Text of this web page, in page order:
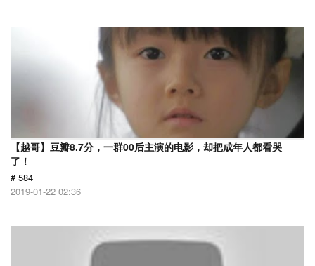
【越哥】豆瓣8.7分，一群00后主演的电影，却把成年人都看哭
了！
# 584
2019-01-22 02:36